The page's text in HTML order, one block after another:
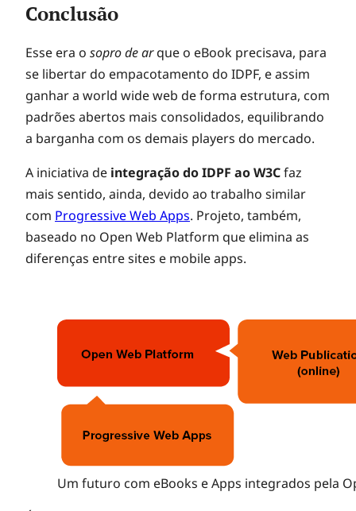
Conclusão
Esse era o sopro de arque o eBook precisava, para
se libertar do empacotamento do IDPF, e assim
ganhar a world wide web de forma estrutura, com
padrões abertos mais consolidados, equilibrando
a barganha com os demais players do mercado.
A iniciativa de integração do IDPF ao W3Cfaz
mais sentido, ainda, devido ao trabalho similar
com Progressive Web Apps. Projeto, também,
baseado no Open Web Platform que elimina as
diferenças entre sites e mobile apps.
Um futuro com eBooks e Apps integrados pela